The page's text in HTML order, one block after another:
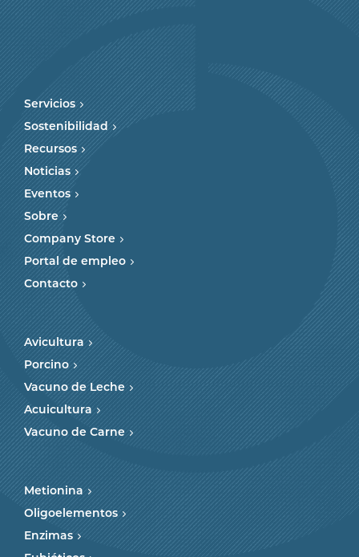
Servicios
Sostenibilidad
Recursos
Noticias
Eventos
Sobre
Company Store
Portal de empleo
Contacto
Avicultura
Porcino
Vacuno de Leche
Acuicultura
Vacuno de Carne
Metionina
Oligoelementos
Enzimas